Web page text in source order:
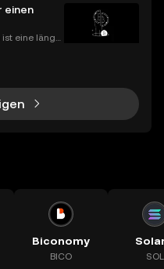
einen
eine länger
das eine
Biconomy
BICO
SOL